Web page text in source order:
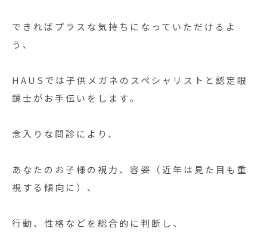
できればプラスな気持ちになっていただけるよ
う、
HAUSでは子供メガネのスペシャリストと認定眼
鏡士がお手伝いをします。
念入りな問診により、
あなたのお子様の視力、容姿（近年は見た目も重
視する傾向に）、
行動、性格などを総合的に判断し、